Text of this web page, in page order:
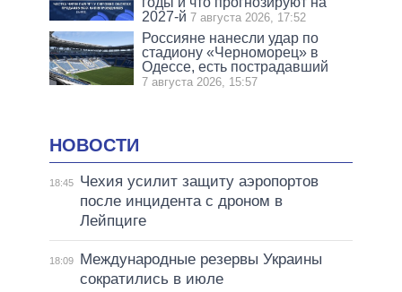
2027-й 7 августа 2026, 17:52
Россияне нанесли удар по
стадиону «Черноморец» в
Одессе, есть пострадавший
7 августа 2026, 15:57
НОВОСТИ
18:45
Чехия усилит защиту аэропортов
после инцидента с дроном в
Лейпциге
18:09
Международные резервы Украины
сократились в июле